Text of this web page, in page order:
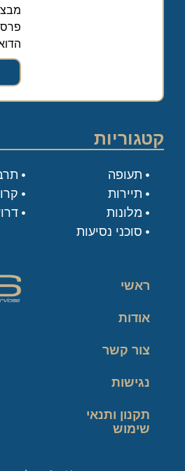
קטגוריות
תעופה
תיירות
מלונות
סוכני נסיעות
ראשי
אודות
צור קשר
נגישות
תקנון ותנאי
שימוש